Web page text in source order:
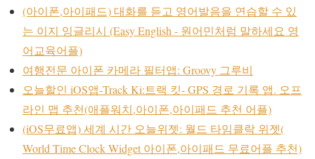
(아이폰,아이패드) 대화를 듣고 영어발음을 연습할 수 있
는 이지 잉글리시 (Easy English - 원어민처럼 말하세요 영
어교육어플)
여행전문 아이폰 카메라 필터앱: Groovy 그루비
오늘할인 iOS앱-Track Ki:트랙 킷- GPS 경로 기록 앱. 오프
라인 맵 추천(애플워치,아이폰,아이패드 추천 어플)
(iOS무료앱) 세계 시간 오늘위젯: 월드 타임클락 위젯(
World Time Clock Widget 아이폰,아이패드 무료어플 추천)